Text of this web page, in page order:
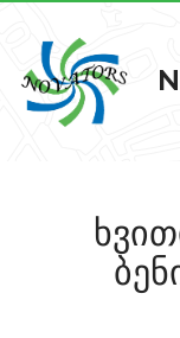
ჩვენს შესახებ
ისტორიული